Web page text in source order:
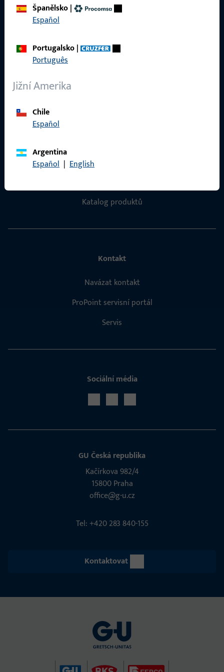
Španělsko|
Español
Portugalsko|
Português
Jižní Amerika
Chile
Español
Argentina
Español | English
VOP
Katalog produktů
Kontakt
Navázat kontakt
ProPoint servisní portál
Servis
Sociální média
GU Česká republika
Kačírkova 982/4
15800 Praha
office@g-u.cz
Tel: +420 283 840-155
Kontaktovat